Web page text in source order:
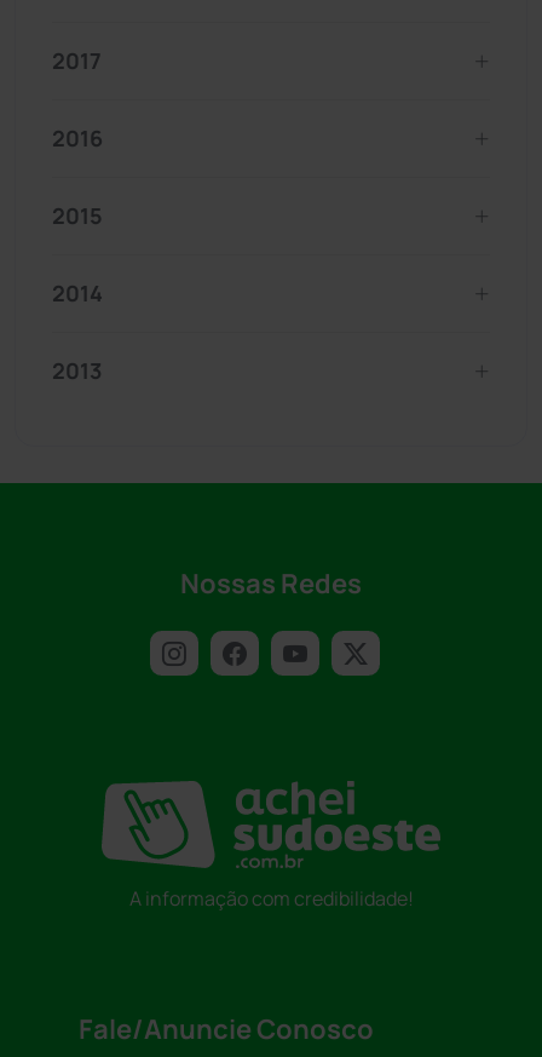
2017
2016
2015
2014
2013
Nossas Redes
A informação com credibilidade!
Fale/Anuncie Conosco